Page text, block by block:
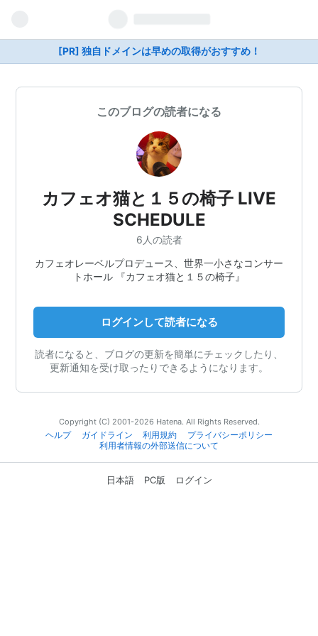
[PR] 独自ドメインは早めの取得がおすすめ！
このブログの読者になる
カフェオ猫と１５の椅子 LIVE
SCHEDULE
6人の読者
カフェオレーベルプロデュース、世界一小さなコンサー
トホール 『カフェオ猫と１５の椅子』
ログインして読者になる
読者になると、ブログの更新を簡単にチェックしたり、
更新通知を受け取ったりできるようになります。
Copyright (C) 2001-2026 Hatena. All Rights Reserved.
ヘルプ
ガイドライン 利用規約
プライバシーポリシー
利用者情報の外部送信について
日本語 PC版 ログイン